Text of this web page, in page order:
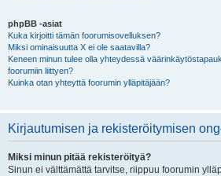
phpBB -asiat
Kuka kirjoitti tämän foorumisovelluksen?
Miksi ominaisuutta X ei ole saatavilla?
Keneen minun tulee olla yhteydessä
foorumiin liittyen?
Kuinka otan yhteyttä foorumin ylläpitäjään?
Kirjautumisen ja rekisteröitymisen
Miksi minun pitää rekisteröityä?
Sinun ei välttämättä tarvitse, riippuu foorumin